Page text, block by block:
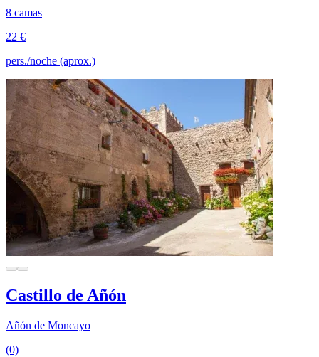
8 camas
22 €
pers./noche (aprox.)
Castillo de Añón
Añón de Moncayo
(0)